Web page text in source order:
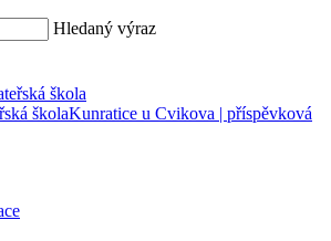
Hledaný výraz
školaKunratice u Cvikova | příspěvková